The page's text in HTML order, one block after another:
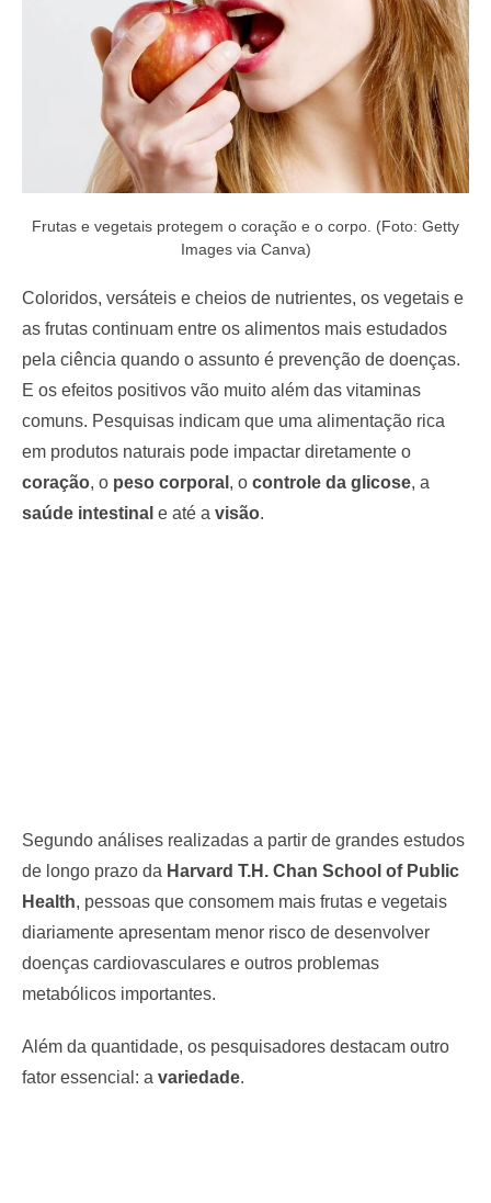
Frutas e vegetais protegem o coração e o corpo. (Foto: Getty
Images via Canva)
Coloridos, versáteis e cheios de nutrientes, os vegetais e
as frutas continuam entre os alimentos mais estudados
pela ciência quando o assunto é prevenção de doenças.
E os efeitos positivos vão muito além das vitaminas
comuns. Pesquisas indicam que uma alimentação rica
em produtos naturais pode impactar diretamente o
coração, o peso corporal , o controle da glicose, a
saúde intestinal e até a visão.
Segundo análises realizadas a partir de grandes estudos
de longo prazo da Harvard T.H. Chan School of Public
Health, pessoas que consomem mais frutas e vegetais
diariamente apresentam menor risco de desenvolver
doenças cardiovasculares e outros problemas
metabólicos importantes.
Além da quantidade, os pesquisadores destacam outro
fator essencial: a variedade.